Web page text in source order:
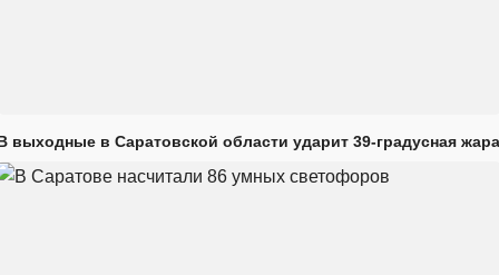
выходные в Саратовской области ударит 39-градусная жара